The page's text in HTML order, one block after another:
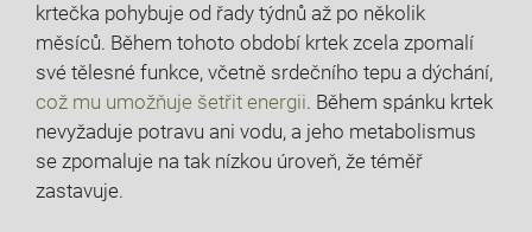
krtečka pohybuje od řady týdnů až po několik
měsíců. Během tohoto období krtek zcela zpomalí
své tělesné funkce, včetně srdečního tepu a dýchání,
což mu umožňuje šetřit energii. Během spánku krtek
nevyžaduje potravu ani vodu, a jeho metabolismus
se zpomaluje na tak nízkou úroveň, že téměř
zastavuje.